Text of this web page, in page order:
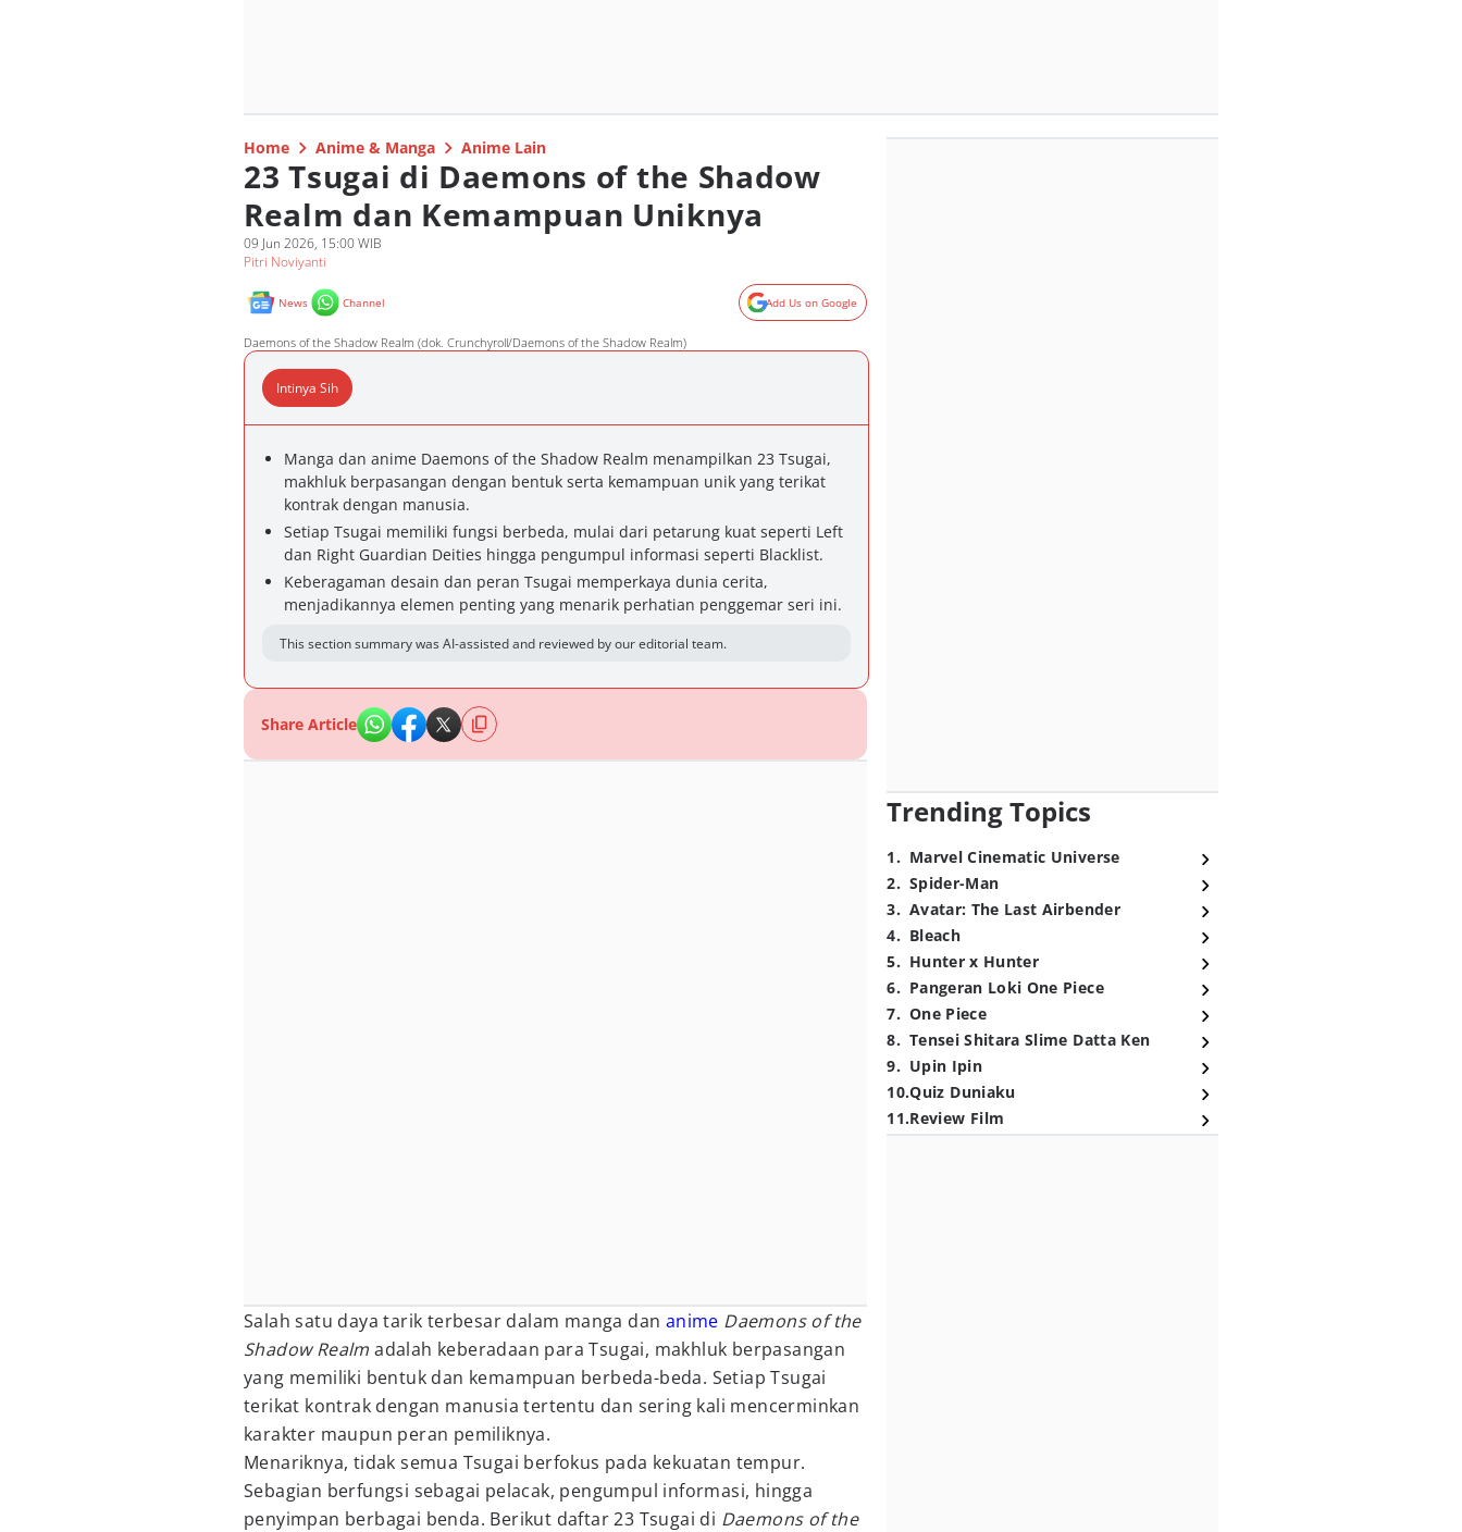
Home Anime & Manga Anime Lain
23 Tsugai di Daemons of the Shadow
Realm dan Kemampuan Uniknya
09 Jun 2026, 15:00 WIB
Pitri Noviyanti
News Channel Add Us on Google
Daemons of the Shadow Realm (dok. Crunchyroll/Daemons of the Shadow Realm)
Intinya Sih
Manga dan anime Daemons of the Shadow Realm menampilkan 23 Tsugai,
makhluk berpasangan dengan bentuk serta kemampuan unik yang terikat
kontrak dengan manusia.
Setiap Tsugai memiliki fungsi berbeda, mulai dari petarung kuat seperti Left
dan Right Guardian Deities hingga pengumpul informasi seperti Blacklist.
Keberagaman desain dan peran Tsugai memperkaya dunia cerita,
menjadikannya elemen penting yang menarik perhatian penggemar seri ini.
This section summary was AI-assisted and reviewed by our editorial team.
Share Article
Salah satu daya tarik terbesar dalam manga dan anime Daemons of the
Shadow Realm adalah keberadaan para Tsugai, makhluk berpasangan
yang memiliki bentuk dan kemampuan berbeda-beda. Setiap Tsugai
terikat kontrak dengan manusia tertentu dan sering kali mencerminkan
karakter maupun peran pemiliknya.
Menariknya, tidak semua Tsugai berfokus pada kekuatan tempur.
Sebagian berfungsi sebagai pelacak, pengumpul informasi, hingga
penyimpan berbagai benda. Berikut daftar 23 Tsugai di Daemons of the
Trending Topics
1. Marvel Cinematic Universe
2. Spider-Man
3. Avatar: The Last Airbender
4. Bleach
5. Hunter x Hunter
6. Pangeran Loki One Piece
7. One Piece
8. Tensei Shitara Slime Datta Ken
9. Upin Ipin
10.Quiz Duniaku
11.Review Film